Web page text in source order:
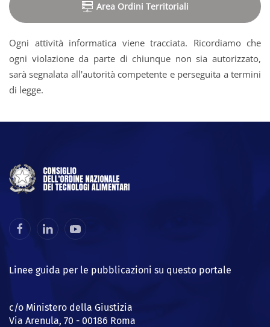
Area Ordini Territoriali
Ogni attività informatica viene tracciata. Ricordiamo che
ogni violazione da parte di chiunque non sia autorizzato,
sarà segnalata all'autorità competente e perseguita a termini
di legge.
Linee guida per le pubblicazioni su questo portale
c/o Ministero della Giustizia
Via Arenula, 70 - 00186 Roma